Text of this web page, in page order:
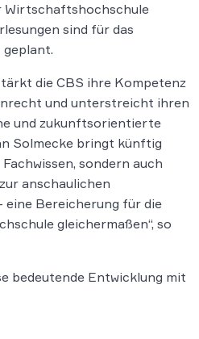
Wirtschaftshochschule
sind für das
die CBS ihre Kompetenz
und unterstreicht ihren
und zukunftsorientierte
Solmecke bringt künftig
sondern auch
anschaulichen
eine Bereicherung für die
gleichermaßen“, so
bedeutende Entwicklung mit